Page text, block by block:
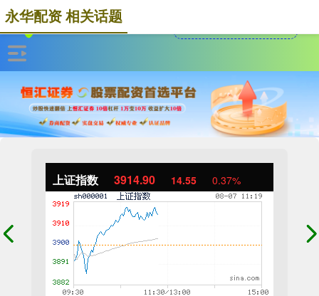
上证指数 3914.94 14.58 0.37%
永华配资 相关话题